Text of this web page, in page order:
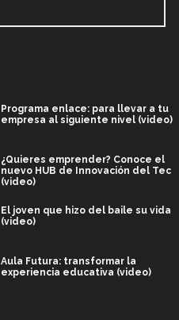
Programa enlace: para llevar a tu
empresa al siguiente nivel (video)
¿Quieres emprender? Conoce el
nuevo HUB de Innovación del Tec
(video)
El joven que hizo del baile su vida
(video)
Aula Futura: transformar la
experiencia educativa (video)